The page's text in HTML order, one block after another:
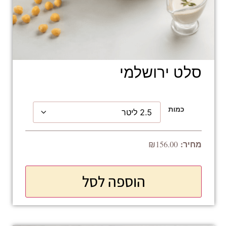
סלט ירושלמי
כמות
₪156.00
הוספה לסל